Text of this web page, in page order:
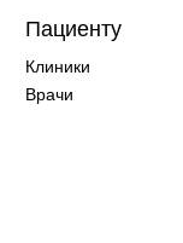
Пациенту
Клиники
Врачи